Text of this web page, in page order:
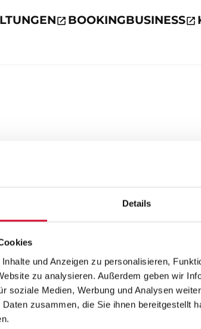
Details
und Anzeigen zu personalisieren,
zu analysieren. Außerdem geben wir
soziale Medien, Werbung und Analysen
zusammen, die Sie ihnen bereitgestellt
BOOKINGBUSINESS